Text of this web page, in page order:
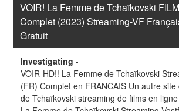
VOIR! La Femme de Tchaïkovski FILM
Complet (2023) Streaming-VF
Gratuit
Investigating -
VOIR-HD!! La Femme de Tchaïkovski
(FR) Complet en FRANCAIS Un autre
de Tchaïkovski streaming de films en